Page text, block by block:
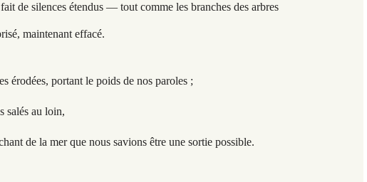
de silences étendus — tout comme les branches des arbres
maintenant effacé.
érodées, portant le poids de nos paroles ;
salés au loin,
de la mer que nous savions être une sortie possible.